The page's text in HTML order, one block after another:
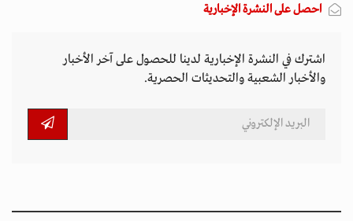
احصل على النشرة الإخبارية
اشترك في النشرة الإخبارية لدينا للحصول على آخر الأخبار
والأخبار الشعبية والتحديثات الحصرية.